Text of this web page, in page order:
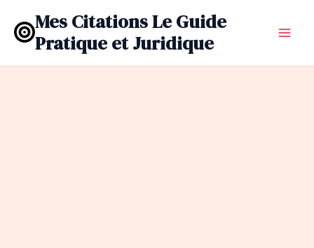
contenu
Mes Citations Le Guide
Pratique et Juridique